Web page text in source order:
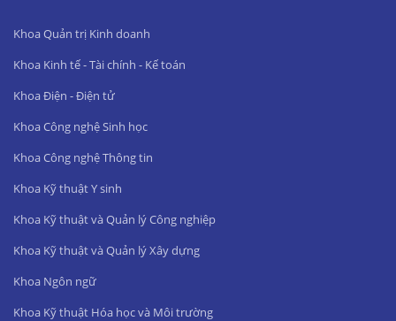
Khoa Quản trị Kinh doanh
Khoa Kinh tế - Tài chính - Kế toán
Khoa Điện - Điện tử
Khoa Công nghệ Sinh học
Khoa Công nghệ Thông tin
Khoa Kỹ thuật Y sinh
Khoa Kỹ thuật và Quản lý Công nghiệp
Khoa Kỹ thuật và Quản lý Xây dựng
Khoa Ngôn ngữ
Khoa Kỹ thuật Hóa học và Môi trường